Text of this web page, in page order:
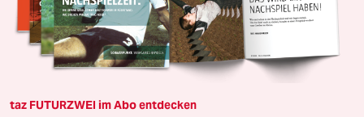
taz FUTURZWEI im Abo entdecken